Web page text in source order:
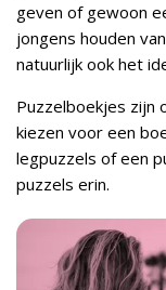
geven of gewoon
jongens houden
natuurlijk ook het
Puzzelboekjes zijn
kiezen voor een
legpuzzels of een
puzzels erin.